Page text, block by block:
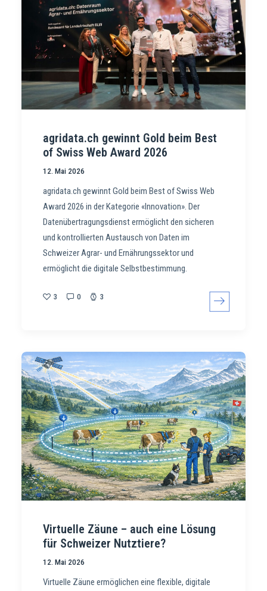
agridata.ch gewinnt Gold beim Best
of Swiss Web Award 2026
12. Mai 2026
agridata.ch gewinnt Gold beim Best of Swiss Web
Award 2026 in der Kategorie «Innovation». Der
Datenübertragungsdienst ermöglicht den sicheren
und kontrollierten Austausch von Daten im
Schweizer Agrar- und Ernährungssektor und
ermöglicht die digitale Selbstbestimmung.
3 0 3
Virtuelle Zäune – auch eine Lösung
für Schweizer Nutztiere?
12. Mai 2026
Virtuelle Zäune ermöglichen eine flexible, digitale